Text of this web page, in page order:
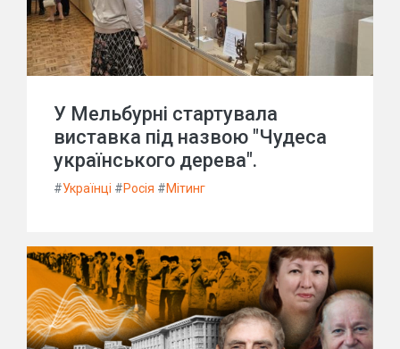
У Мельбурні стартувала
виставка під назвою "Чудеса
українського дерева".
#Українці #Росія #Мітинг